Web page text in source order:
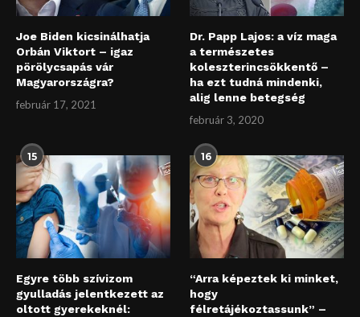
Joe Biden kicsinálhatja
Orbán Viktort – igaz
pörölycsapás vár
Magyarországra?
február 17, 2021
Dr. Papp Lajos: a víz maga
a természetes
koleszterincsökkentő –
ha ezt tudná mindenki,
alig lenne betegség
február 3, 2020
15
Egyre több szívizom
gyulladás jelentkezett az
oltott gyerekeknél:
16
“Arra képeztek ki minket,
hogy
félretájékoztassunk” –